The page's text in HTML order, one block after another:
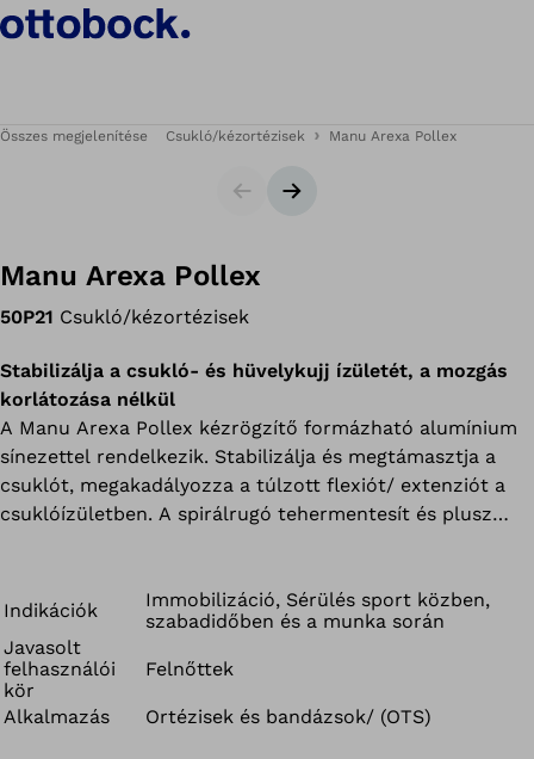
Összes megjelenítése Csukló/kézortézisek Manu Arexa Pollex
CsúszkaKövetkező dia
Manu Arexa Pollex
50P21 Csukló/kézortézisek
Stabilizálja a csukló- és hüvelykujj ízületét, a mozgás
korlátozása nélkül
A Manu Arexa Pollex kézrögzítő formázható alumínium
sínezettel rendelkezik. Stabilizálja és megtámasztja a
csuklót, megakadályozza a túlzott flexiót/ extenziót a
csuklóízületben. A spirálrugó tehermentesít és plusz
Indikációk
Immobilizáció, Sérülés sport közben,
szabadidőben és a munka során
Javasolt
felhasználói
kör
Felnőttek
Alkalmazás Ortézisek és bandázsok/ (OTS)